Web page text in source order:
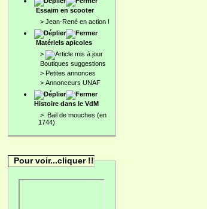
Essaim en scooter
> Jean-René en action !
Matériels apicoles
>
Boutiques suggestions
> Petites annonces
> Annonceurs UNAF
Histoire dans le VdM
> Bail de mouches (en
1744)
Pour voir...cliquer !!